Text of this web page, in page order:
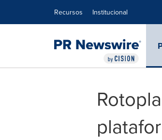
Recursos Institucional